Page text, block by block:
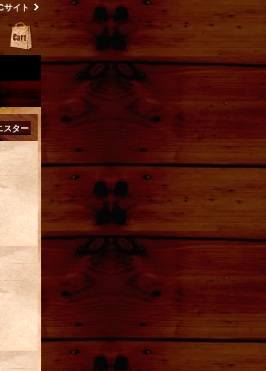
サイト
スター